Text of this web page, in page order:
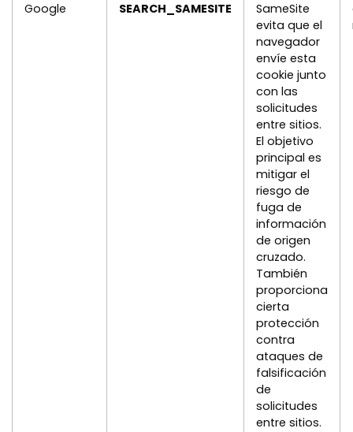
Google SEARCH_SAMESITE
SameSite
evita que el
navegador
envíe esta
cookie junto
con las
solicitudes
entre sitios.
El objetivo
principal es
mitigar el
riesgo de
fuga de
información
de origen
cruzado.
También
proporciona
cierta
protección
contra
ataques de
falsificación
de
solicitudes
entre sitios.